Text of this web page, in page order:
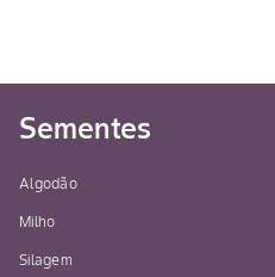
Sementes
Algodão
Milho
Silagem